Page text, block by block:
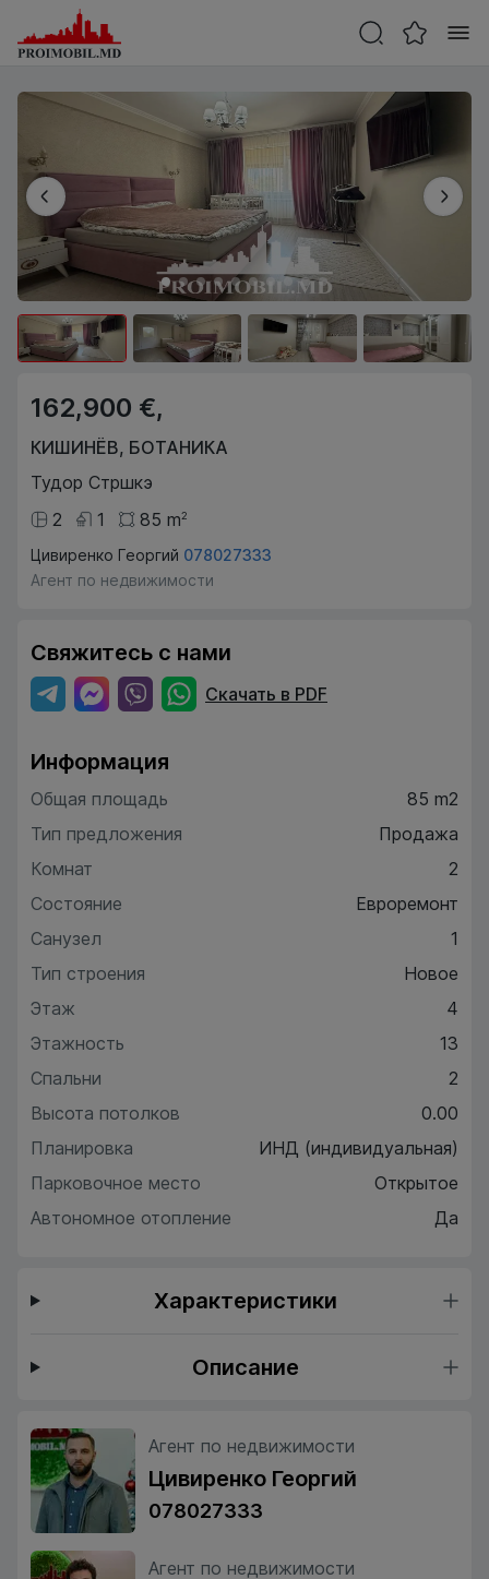
162,900 €,
КИШИНЁВ, БОТАНИКА
Тудор Стршкэ
2
1 85 m2
Цивиренко Георгий 078027333
Агент по недвижимости
Свяжитесь с нами
Скачать в PDF
Информация
Общая площадь
85 m2
Тип предложения
Продажа
Комнат
2
Состояние
Евроремонт
Санузел
1
Тип строения
Новое
Этаж
4
Этажность
13
Спальни
2
Высота потолков
0.00
Планировка
ИНД (индивидуальная)
Парковочное место
Открытое
Автономное отопление
Да
Характеристики
Описание
Агент по недвижимости
Цивиренко Георгий
078027333
Агент по недвижимости